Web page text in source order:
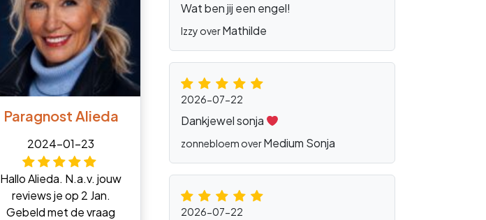
Paragnost Alieda
2024-01-23
Hallo Alieda. N.a.v. jouw
reviews je op 2 Jan.
Gebeld met de vraag
Wat ben jij een engel!
Izzy overMathilde
2026-07-22
Dankjewel sonja
zonnebloem overMedium Sonja
2026-07-22